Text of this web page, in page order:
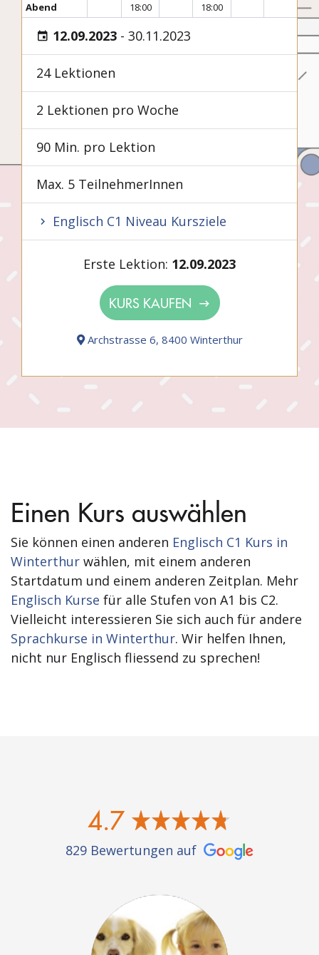
Abend
18:00 18:00
12.09.2023 - 30.11.2023
24 Lektionen
2 Lektionen pro Woche
90 Min. pro Lektion
Max. 5 TeilnehmerInnen
Englisch C1 Niveau Kursziele
Erste Lektion: 12.09.2023
KURS KAUFEN
Archstrasse 6, 8400 Winterthur
Einen Kurs auswählen
Sie können einen anderen Englisch C1 Kurs in
Winterthur wählen, mit einem anderen
Startdatum und einem anderen Zeitplan. Mehr
Englisch Kurse für alle Stufen von A1 bis C2.
Vielleicht interessieren Sie sich auch für andere
Sprachkurse in Winterthur. Wir helfen Ihnen,
nicht nur Englisch fliessend zu sprechen!
4.7
829 Bewertungen auf